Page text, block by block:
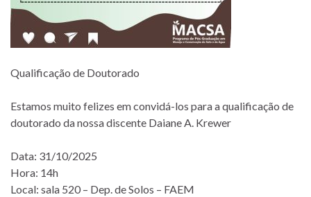
Qualificação de Doutorado
Estamos muito felizes em convidá-los para a qualificação de
doutorado da nossa discente Daiane A. Krewer
Data: 31/10/2025
Hora: 14h
Local: sala 520 – Dep. de Solos – FAEM